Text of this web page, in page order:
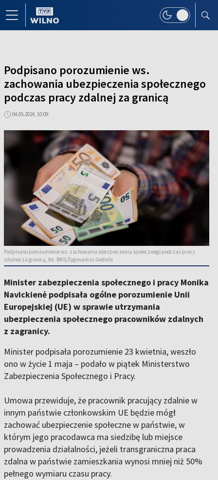
Podpisano porozumienie ws.
zachowania ubezpieczenia społecznego
podczas pracy zdalnej za granicą
04.05.2024, 10:09
Podpisano porozumienie ws. zachowania ubezpieczenia społecznego podczas pracy
zdalnej za granicą, fot. BNS/Žygimantas Gedvila
Minister zabezpieczenia społecznego i pracy Monika
Navickienė podpisała ogólne porozumienie Unii
Europejskiej (UE) w sprawie utrzymania
ubezpieczenia społecznego pracowników zdalnych
z zagranicy.
Minister podpisała porozumienie 23 kwietnia, weszło
ono w życie 1 maja – podało w piątek Ministerstwo
Zabezpieczenia Społecznego i Pracy.
Umowa przewiduje, że pracownik pracujący zdalnie w
innym państwie członkowskim UE będzie mógł
zachować ubezpieczenie społeczne w państwie, w
którym jego pracodawca ma siedzibę lub miejsce
prowadzenia działalności, jeżeli transgraniczna praca
zdalna w państwie zamieszkania wynosi mniej niż 50%
pełnego wymiaru czasu pracy.